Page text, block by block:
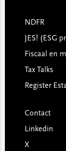
NDFR
JES! (ESG
Fiscaal en
Tax Talks
Register
Contact
Linkedin
X